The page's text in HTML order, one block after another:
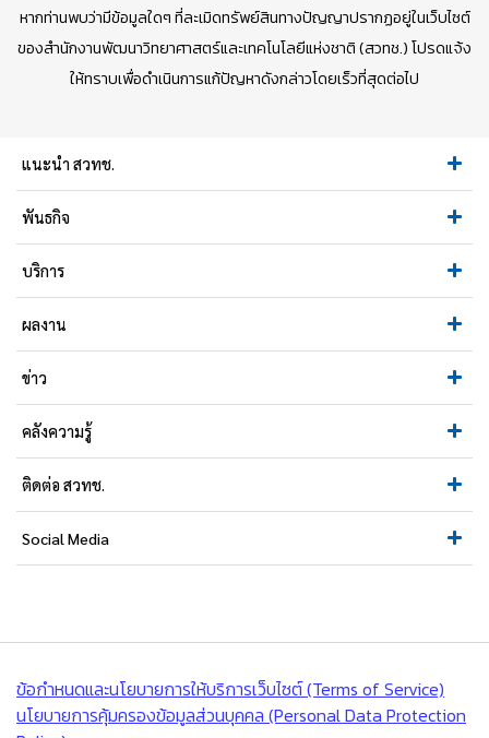
หากท่านพบว่ามีข้อมูลใดๆ ที่ละเมิดทรัพย์สินทางปัญญาปรากฏอยู่ในเว็บไซต์
ของสำนักงานพัฒนาวิทยาศาสตร์และเทคโนโลยีแห่งชาติ (สวทช.) โปรดแจ้ง
ให้ทราบเพื่อดำเนินการแก้ปัญหาดังกล่าวโดยเร็วที่สุดต่อไป
แนะนำ สวทช.
พันธกิจ
บริการ
ผลงาน
ข่าว
คลังความรู้
ติดต่อ สวทช.
Social Media
ข้อกำหนดและนโยบายการให้บริการเว็บไซต์ (Terms of Service)
นโยบายการคุ้มครองข้อมูลส่วนบุคคล (Personal Data Protection